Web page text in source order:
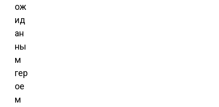
ож
ид
ан
ны
м
гер
ое
м